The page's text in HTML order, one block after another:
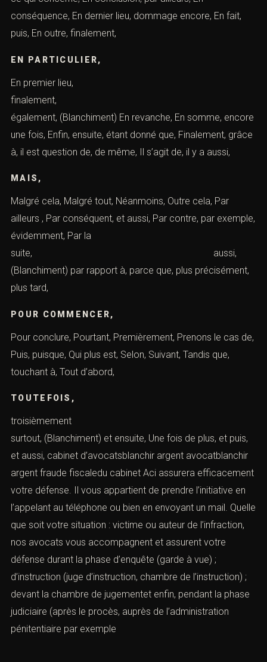
ensuite, (Blanchiment)
CEPENDANT,
c’est ainsi que, c’est pour cela que, par ailleurs, c’est
pourquoi, Considérons, Contraste, D’autant plus, d’après,
de ce fait, de façon, manière que,
DE LA MÊME MANIÈRE,
même,
de même, (Blanchiment) enfin, de nouveaude plus, en
dernier lieu, De plus, de sorte que, deuxièmement, Donc,
en ce qui concerne, En conclusion, par ailleurs, En
conséquence, En dernier lieu, dommage encore, En fait,
puis, En outre, finalement,
EN PARTICULIER,
En premier lieu,
finalement,
également, (Blanchiment) En revanche, En somme,
encore une fois, Enfin, ensuite, étant donné que,
de, il y a aussi,
Malgré cela, Malgré tout, Néanmoins, Outre cela, Par
ailleurs , Par conséquent, et aussi, Par contre, par
exemple, évidemment, Par la
suite, aussi,
(Blanchiment) par rapport à, parce que, plus
précisément, plus tard,
POUR COMMENCER,